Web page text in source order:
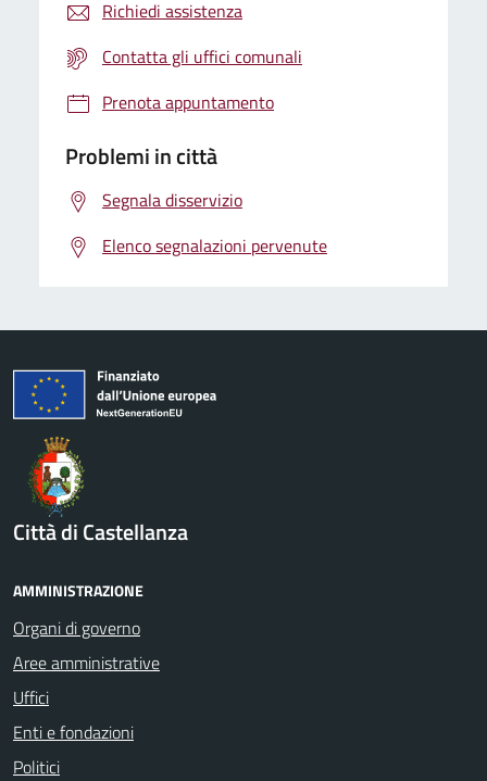
Richiedi assistenza
Contatta gli uffici comunali
Prenota appuntamento
Problemi in città
Segnala disservizio
Elenco segnalazioni pervenute
Città di Castellanza
AMMINISTRAZIONE
Organi di governo
Aree amministrative
Uffici
Enti e fondazioni
Politici